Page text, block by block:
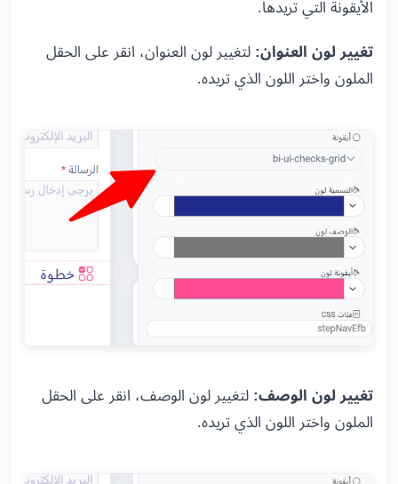
الأيقونة التي تريدها.
تغيير لون العنوان: لتغيير لون العنوان، انقر على الحقل
الملون واختر اللون الذي تريده.
تغيير لون الوصف: لتغيير لون الوصف، انقر على الحقل
الملون واختر اللون الذي تريده.